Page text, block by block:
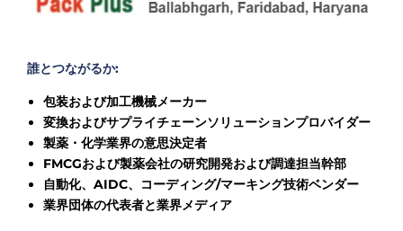
誰とつながるか:
包装および加工機械メーカー
変換およびサプライチェーンソリューションプロバイダー
製薬・化学業界の意思決定者
FMCGおよび製薬会社の研究開発および調達担当幹部
自動化、AIDC、コーディング/マーキング技術ベンダー
業界団体の代表者と業界メディア